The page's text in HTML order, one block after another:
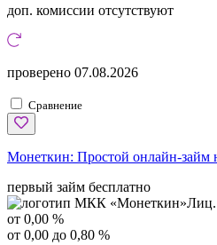
доп. комиссии отсутствуют
проверено 07.08.2026
Сравнение
Монеткин: Простой онлайн-займ
первый займ бесплатно
Лиц.
от 0,00 %
от 0,00 до 0,80 %